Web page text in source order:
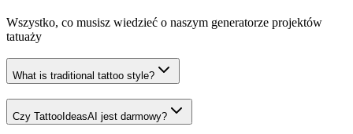
Wszystko, co musisz wiedzieć o naszym generatorze projektów
tatuaży
What is traditional tattoo style?
Czy TattooIdeasAI jest darmowy?